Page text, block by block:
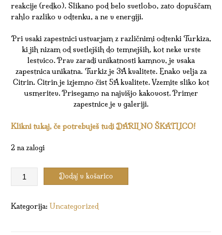
reakcije (redko). Slikano pod belo svetlobo, zato dopuščam
rahlo razliko v odtenku, a ne v energiji.
Pri vsaki zapestnici ustvarjam z različnimi odtenki Turkiza,
ki jih nizam od svetlejših do temnejših, kot neke vrste
lestvico. Prav zaradi unikatnosti kamnov, je vsaka
zapestnica unikatna. Turkiz je 3A kvalitete. Enako velja za
Citrin. Citrin je izjemno čist 5A kvalitete. Vzemite sliko kot
usmeritev. Prisegamo na najvišjo kakovost. Primer
zapestnice je v galeriji.
Klikni tukaj, če potrebuješ tudi DARILNO ŠKATLICO!
2 na zalogi
Zapestnica
Dodaj v košarico
Kategorija: Uncategorized